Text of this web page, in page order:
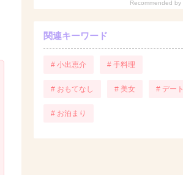
Recommended by
関連キーワード
# 小出恵介 # 手料理
# おもてなし # 美女 # デート
# お泊まり